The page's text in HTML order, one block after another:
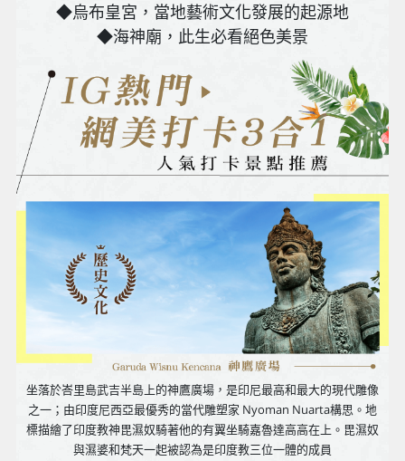
◆烏布皇宮，當地藝術文化發展的起源地
◆海神廟，此生必看絕色美景
坐落於峇里島武吉半島上的神鷹廣場，是印尼最高和最大的現代雕像
之一；由印度尼西亞最優秀的當代雕塑家 Nyoman Nuarta構思。地
標描繪了印度教神毘濕奴騎著他的有翼坐騎嘉魯達高高在上。毘濕奴
與濕婆和梵天一起被認為是印度教三位一體的成員